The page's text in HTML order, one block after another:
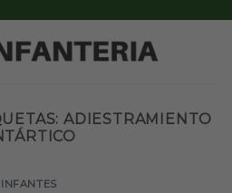
ADIESTRAMIENTO
INFANTES